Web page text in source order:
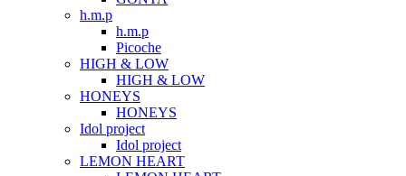
h.m.p
h.m.p
Picoche
HIGH & LOW
HIGH & LOW
HONEYS
HONEYS
Idol project
Idol project
LEMON HEART